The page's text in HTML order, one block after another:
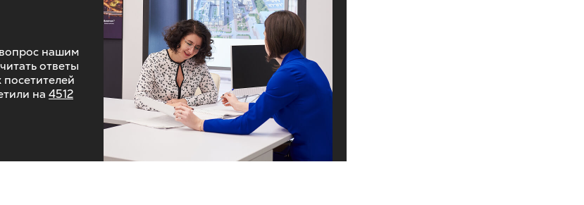
нашим
ответы
на 4512